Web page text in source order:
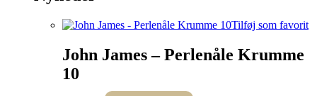
Tilføj som favorit
John James – Perlenåle Krumme
10